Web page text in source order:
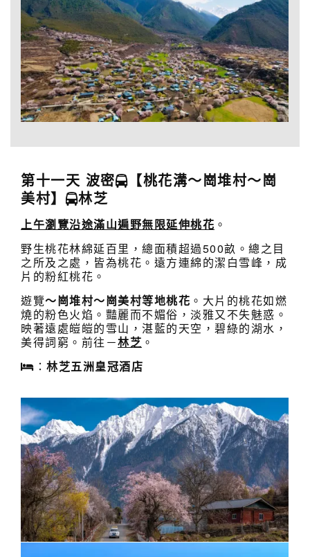
第十一天 波密
【桃花溝～崗堆村～崗
美村】
林芝
上午瀏覽沿途滿山遍野無限延伸桃花 。
野生桃花林綿延百里，總面積超過500畝。總之目
之所及之處，皆為桃花。遠方連綿的潔白雪峰，成
片的粉紅桃花。
遊覽～崗堆村～崗美村等地桃花 。大片的桃花如燃
燒的粉色火焰。豔麗而不媚俗，淡雅又不失魅惑。
映著遠處皚皚的雪山，湛藍的天空，碧綠的湖水，
美得詞窮。前往－林芝 。
： 林芝五洲皇冠酒店